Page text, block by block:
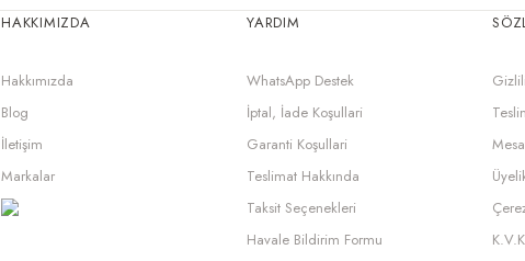
Gizem Karacan
oldum! Her bir notası özenle seçilmiş gibi, gün boyu kalıcı ve
gün boyunca tazeliğini koruyor.
HAKKIMIZDA
Hakkımızda
Blog
İletişim
Markalar
YARDIM
WhatsApp Destek
İptal, İade Koşullari
Garanti Koşullari
Teslimat Hakkında
Taksit Seçenekleri
Havale Bildirim Formu